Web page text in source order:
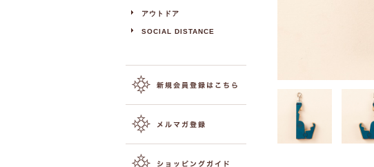
アウトドア
SOCIAL DISTANCE